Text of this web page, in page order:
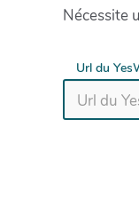
Nécessite
Url du